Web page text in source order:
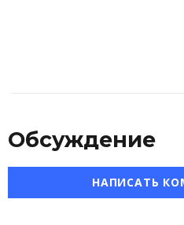
Обсуждение
НАПИСАТЬ